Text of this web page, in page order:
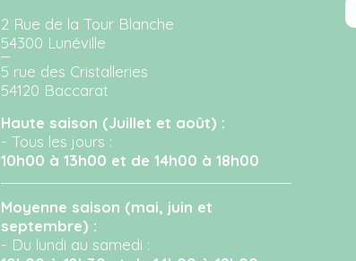
2 Rue de la Tour Blanche
54300 Lunéville
5 rue des Cristalleries
54120 Baccarat
Haute saison (Juillet et août) :
- Tous les jours :
10h00 à 13h00 et de 14h00 à 18h00
Moyenne saison (mai, juin et
septembre) :
- Du lundi au samedi :